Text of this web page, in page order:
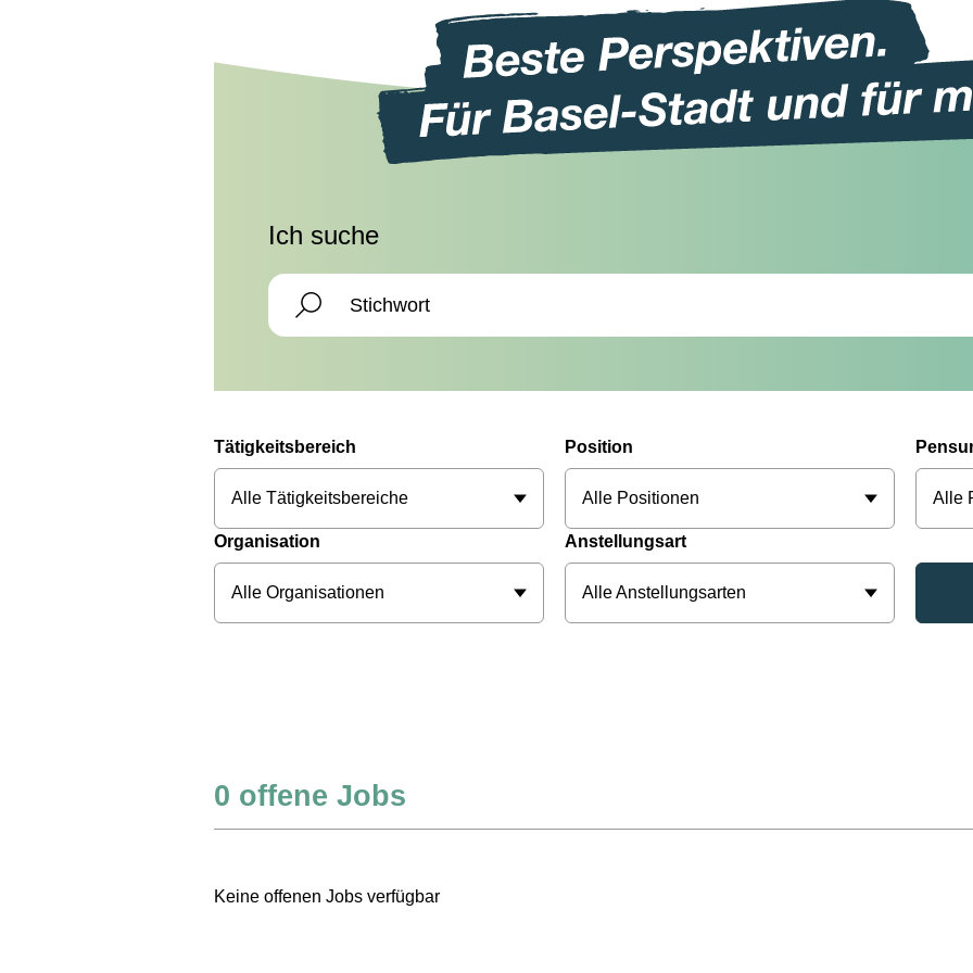
Ich suche
Tätigkeitsbereich
Alle Tätigkeitsbereiche
Position
Alle Positionen Alle
Organisation
Alle Organisationen
Anstellungsart
Alle Anstellungsarten
0 offene Jobs
Keine offenen Jobs verfügbar